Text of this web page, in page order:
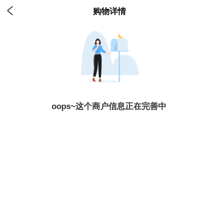
 购物详情
oops~这个商户信息正在完善中